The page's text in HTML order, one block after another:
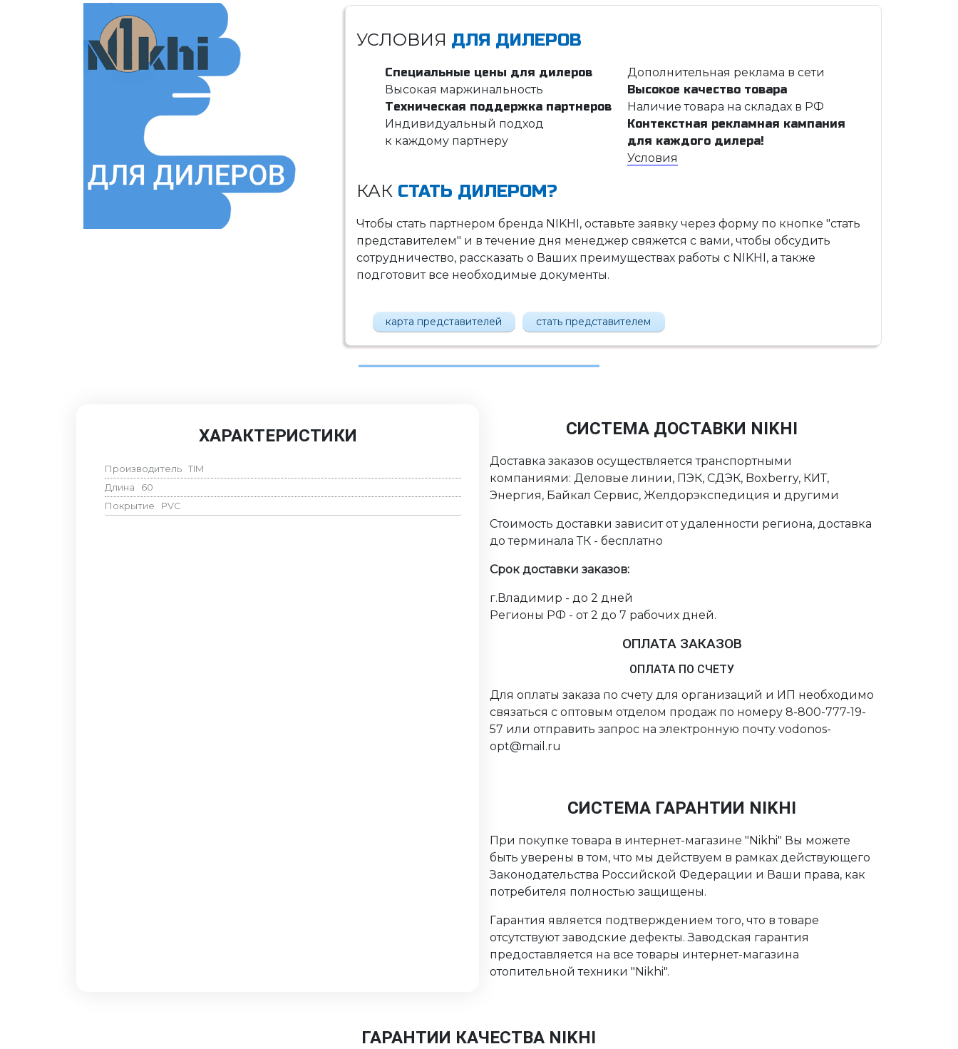
УСЛОВИЯ ДЛЯ ДИЛЕРОВ
Специальные цены для дилеров
Дополнительная реклама в сети
Высокая маржинальность
Высокое качество товара
Техническая поддержка партнеров
Наличие товара на складах в РФ
Индивидуальный подход
к каждому партнеру
Контекстная рекламная кампания
для каждого дилера!
Условия
КАКСТАТЬ ДИЛЕРОМ?
Чтобы стать партнером бренда NIKHI, оставьте заявку через форму по кнопке "стать
представителем" и в течение дня менеджер свяжется с вами, чтобы обсудить
сотрудничество, рассказать о Ваших преимуществах работы с NIKHI, а также
подготовит все необходимые документы.
карта представителей стать представителем
ХАРАКТЕРИСТИКИ
Производитель TIM
Длина
60
Покрытие
PVC
СИСТЕМА ДОСТАВКИ NIKHI
Доставка заказов осуществляется транспортными
компаниями: Деловые линии, ПЭК, СДЭК, Boxberry, КИТ,
Энергия, Байкал Сервис, Желдорэкспедиция и другими
Стоимость доставки зависит от удаленности региона, доставка
до терминала ТК - бесплатно
Срок доставки заказов:
г.Владимир - до 2 дней
Регионы РФ - от 2 до 7 рабочих дней.
ОПЛАТА ЗАКАЗОВ
ОПЛАТА ПО СЧЕТУ
Для оплаты заказа по счету для организаций и ИП необходимо
связаться с оптовым отделом продаж по номеру 8-800-777-19-
57 или отправить запрос на электронную почту vodonos-
opt@mail.ru
СИСТЕМА ГАРАНТИИ NIKHI
При покупке товара в интернет-магазине "Nikhi" Вы можете
быть уверены в том, что мы действуем в рамках действующего
Законодательства Российской Федерации и Ваши права, как
потребителя полностью защищены.
Гарантия является подтверждением того, что в товаре
отсутствуют заводские дефекты. Заводская гарантия
предоставляется на все товары интернет-магазина
отопительной техники "Nikhi".
ГАРАНТИИ КАЧЕСТВА NIKHI